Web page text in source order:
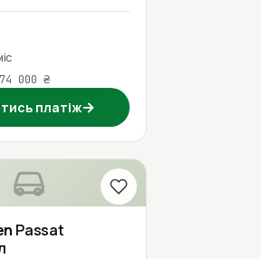
000 ₴
платіж→
Passat